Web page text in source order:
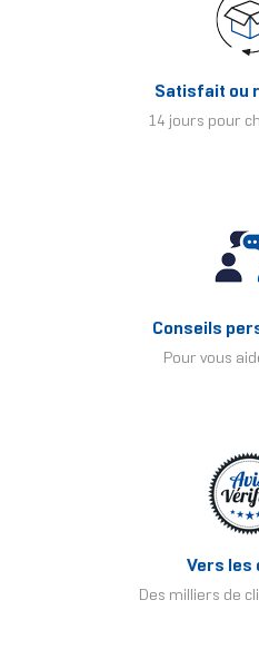
Satisfait ou
14 jours pour
Conseils
Pour vous
Vers les
Des milliers de